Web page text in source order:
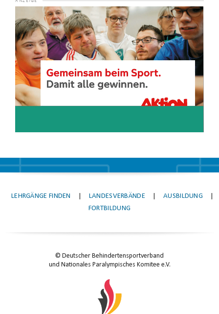
Player
LEHRGÄNGE FINDEN LANDESVERBÄNDE AUSBILDUNG
FORTBILDUNG
© Deutscher Behindertensportverband
und Nationales Paralympisches Komitee e.V.